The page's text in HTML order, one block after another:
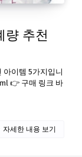
량 추천
아이템 5가지입니
👉 구매 링크 바
자세한 내용 보기